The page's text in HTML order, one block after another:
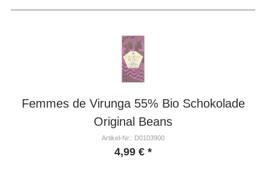
Femmes de Virunga 55% Bio Schokolade
Original Beans
Artikel-Nr.: D0103900
4,99 € *